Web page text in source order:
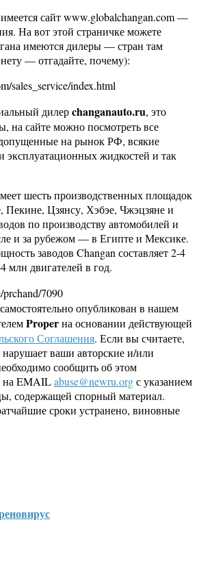
сайт www.globalchangan.com —
На вот этой страничке можете
имеются дилеры — стран там
— отгадайте, почему):
sales_service/index.html
дилерchanganauto.ru, это
на сайте можно посмотреть все
на рынок РФ, всякие
эксплуатационных жидкостей и так
шесть производственных площадок
Цзянсу, Хэбэе, Чжэцзяне и
по производству автомобилей и
и за рубежом — в Египте и Мексике.
заводов Changan составляет 2-4
млн двигателей в год.
prchand/7090
опубликован в нашем
Properна основании действующей
Соглашения. Если вы считаете,
нарушает ваши авторские и/или
сообщить об этом
на EMAILabuse@newru.orgс указанием
содержащей спорный материал.
сроки устранено, виновные